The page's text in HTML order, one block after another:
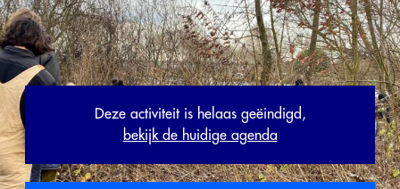
Deze activiteit is helaas geëindigd,
bekijk de huidige agenda